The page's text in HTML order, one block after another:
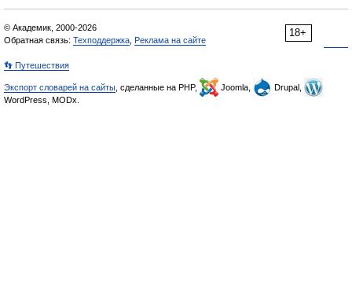
18+
© Академик, 2000-2026
Обратная связь: Техподдержка Реклама на сайте
👣 Путешествия
Экспорт словарей на сайты , сделанные на PHP, Joomla,
Drupal,
WordPress, MODx.